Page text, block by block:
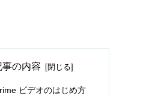
事の内容
ビデオのはじめ方